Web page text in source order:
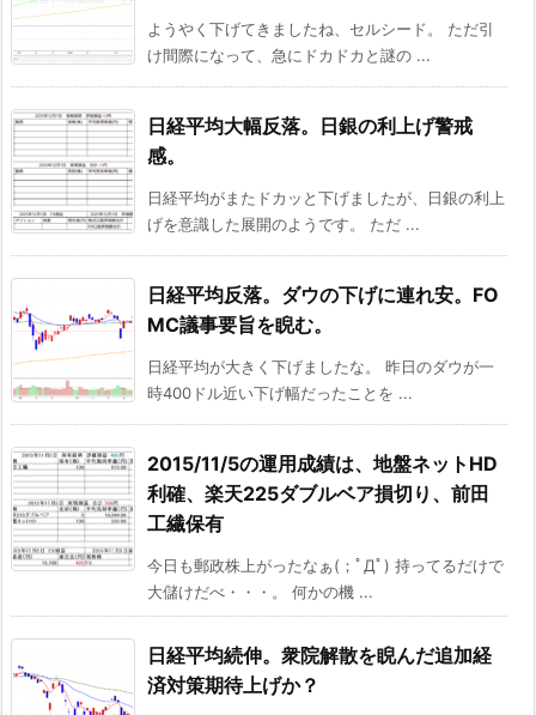
ようやく下げてきましたね、セルシード。 ただ引
け間際になって、急にドカドカと謎の ...
日経平均大幅反落。日銀の利上げ警戒
感。
日経平均がまたドカッと下げましたが、日銀の利上
げを意識した展開のようです。 ただ ...
日経平均反落。ダウの下げに連れ安。FO
MC議事要旨を睨む。
日経平均が大きく下げましたな。 昨日のダウが一
時400ドル近い下げ幅だったことを ...
2015/11/5の運用成績は、地盤ネットHD
利確、楽天225ダブルベア損切り、前田
工繊保有
今日も郵政株上がったなぁ(；ﾟДﾟ) 持ってるだけで
大儲けだべ・・・。 何かの機 ...
日経平均続伸。衆院解散を睨んだ追加経
済対策期待上げか？